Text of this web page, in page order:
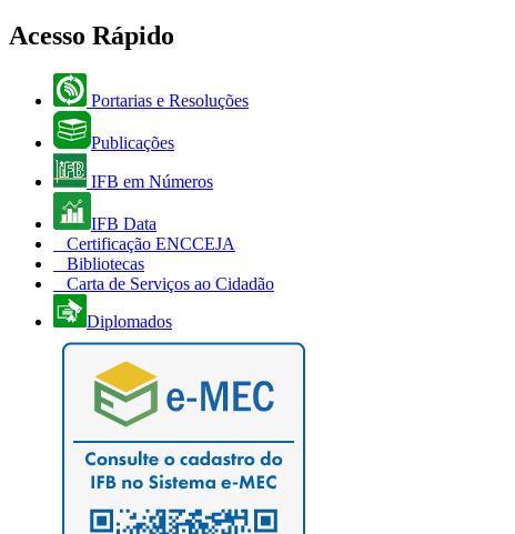
Acesso Rápido
Portarias e Resoluções
Publicações
IFB em Números
IFB Data
Certificação ENCCEJA
Bibliotecas
Carta de Serviços ao Cidadão
Diplomados